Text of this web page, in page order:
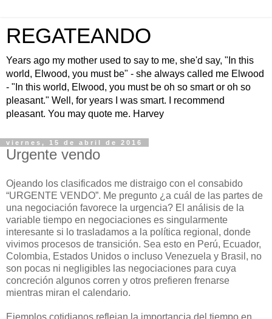
REGATEANDO
Years ago my mother used to say to me, she'd say, "In this
world, Elwood, you must be" - she always called me Elwood
- "In this world, Elwood, you must be oh so smart or oh so
pleasant." Well, for years I was smart. I recommend
pleasant. You may quote me. Harvey
viernes, 15 de abril de 2016
Urgente vendo
Ojeando los clasificados me distraigo con el consabido
“URGENTE VENDO”. Me pregunto ¿a cuál de las partes de
una negociación favorece la urgencia? El análisis de la
variable tiempo en negociaciones es singularmente
interesante si lo trasladamos a la política regional, donde
vivimos procesos de transición. Sea esto en Perú, Ecuador,
Colombia, Estados Unidos o incluso Venezuela y Brasil, no
son pocas ni negligibles las negociaciones para cuya
concreción algunos corren y otros prefieren frenarse
mientras miran el calendario.
Ejemplos cotidianos reflejan la importancia del tiempo en